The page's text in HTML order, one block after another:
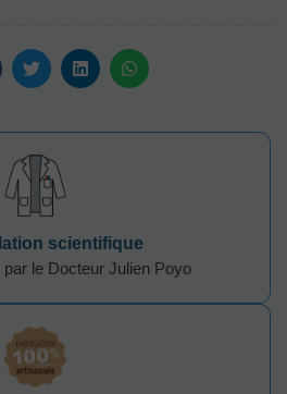
scientifique
le Docteur Julien Poyo